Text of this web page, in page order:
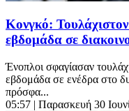
Κονγκό:
εβδομάδα σε
Ένοπλοι σφαγίασαν
εβδομάδα σε ενέδρα στο
πρόσφα...
05:57 | Παρασκευή 30